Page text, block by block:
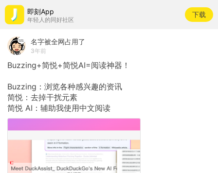
即刻App
年轻人的同好社区
下载
名字被全网占用了
3年前
Buzzing+简悦+简悦AI=阅读神器！
Buzzing：浏览各种感兴趣的资讯
简悦：去掉干扰元素
简悦 AI：辅助我使用中文阅读